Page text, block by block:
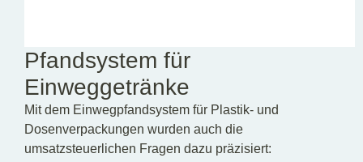
Pfandsystem für
Einweggetränke
Mit dem Einwegpfandsystem für Plastik- und
Dosenverpackungen wurden auch die
umsatzsteuerlichen Fragen dazu präzisiert: